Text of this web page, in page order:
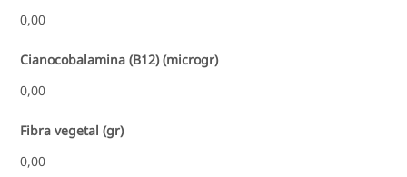
0,00
Cianocobalamina (B12) (microgr)
0,00
Fibra vegetal (gr)
0,00